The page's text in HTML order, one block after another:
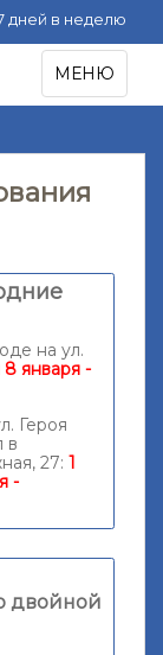
дней в неделю
TOGGLE
МЕНЮ
на ул.
8 января -
Героя
в
27: 1
-
двойной